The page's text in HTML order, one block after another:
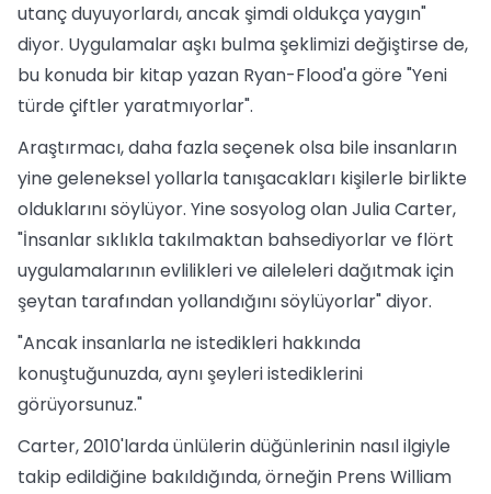
utanç duyuyorlardı, ancak şimdi oldukça yaygın"
diyor. Uygulamalar aşkı bulma şeklimizi değiştirse de,
bu konuda bir kitap yazan Ryan-Flood'a göre "Yeni
türde çiftler yaratmıyorlar".
Araştırmacı, daha fazla seçenek olsa bile insanların
yine geleneksel yollarla tanışacakları kişilerle birlikte
olduklarını söylüyor. Yine sosyolog olan Julia Carter,
"İnsanlar sıklıkla takılmaktan bahsediyorlar ve flört
uygulamalarının evlilikleri ve aileleleri dağıtmak için
şeytan tarafından yollandığını söylüyorlar" diyor.
"Ancak insanlarla ne istedikleri hakkında
konuştuğunuzda, aynı şeyleri istediklerini
görüyorsunuz."
Carter, 2010'larda ünlülerin düğünlerinin nasıl ilgiyle
takip edildiğine bakıldığında, örneğin Prens William